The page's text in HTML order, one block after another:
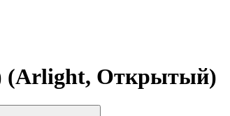
(Arlight, Открытый)